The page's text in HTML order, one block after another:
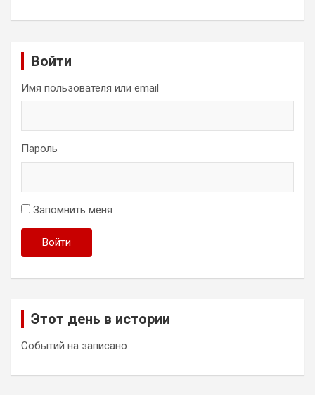
Войти
Имя пользователя или email
Пароль
Запомнить меня
Войти
Этот день в истории
Событий на записано